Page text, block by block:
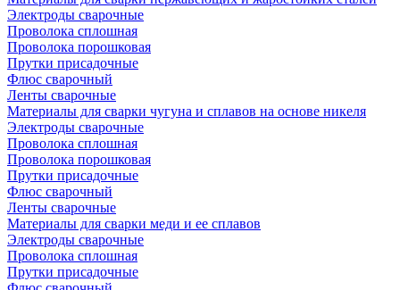
Электроды сварочные
Проволока сплошная
Проволока порошковая
Прутки присадочные
Флюс сварочный
Ленты сварочные
Материалы для сварки чугуна и сплавов на основе никеля
Электроды сварочные
Проволока сплошная
Проволока порошковая
Прутки присадочные
Флюс сварочный
Ленты сварочные
Материалы для сварки меди и ее сплавов
Электроды сварочные
Проволока сплошная
Прутки присадочные